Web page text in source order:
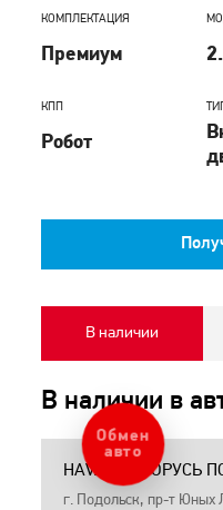
КОМПЛЕКТАЦИЯ
Премиум
КПП
Робот
В наличии
В наличии в
HAVAL АВТОРУСЬ
г. Подольск, пр-т Юных
Обмен
авто